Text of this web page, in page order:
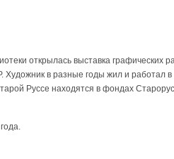
открылась выставка графических
в разные годы жил и работал в
Руссе находятся в фондах